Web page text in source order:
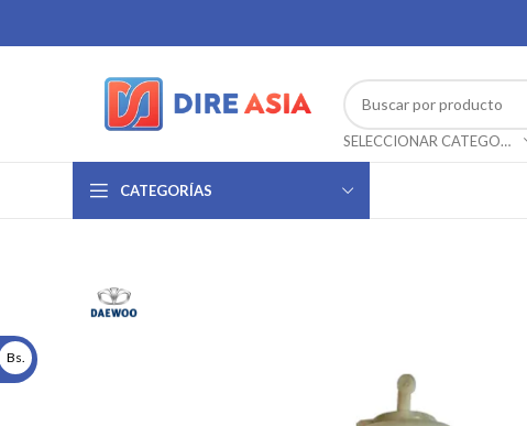
SELECCIONAR CATEGORÍA
CATEGORÍAS
Bs.